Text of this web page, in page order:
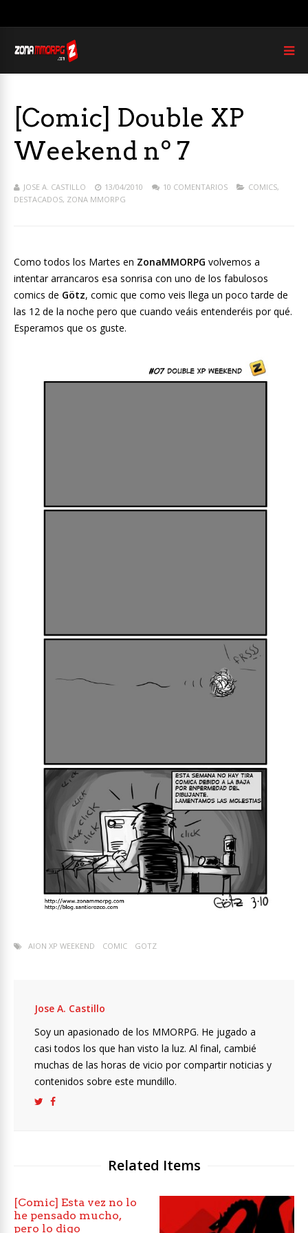
[Comic] Double XP
Weekend nº 7
JOSE A. CASTILLO 13/04/2010 10 COMENTARIOS COMICS,
DESTACADOS, ZONA MMORPG
Como todos los Martes en ZonaMMORPG volvemos a
intentar arrancaros esa sonrisa con uno de los fabulosos
comics de Götz, comic que como veis llega un poco tarde de
las 12 de la noche pero que cuando veáis entenderéis por qué.
Esperamos que os guste.
AION XP WEEKEND COMIC GOTZ
Jose A. Castillo
Soy un apasionado de los MMORPG. He jugado a
casi todos los que han visto la luz. Al final, cambié
muchas de las horas de vicio por compartir noticias y
contenidos sobre este mundillo.
Related Items
[Comic] Esta vez no lo
he pensado mucho,
pero lo digo